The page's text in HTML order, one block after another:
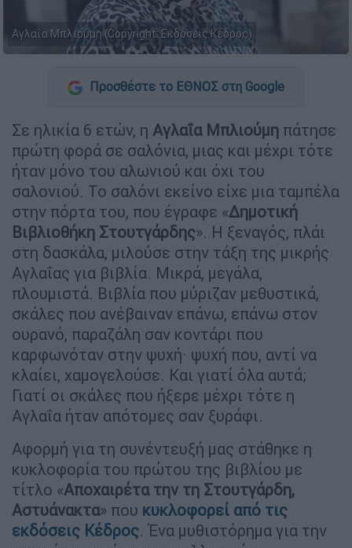
Αγλαΐα Μπλιούμη (Copyright: Εκδόσεις Κέδρος)
Προσθέστε το ΕΘΝΟΣ στη Google
Σε ηλικία 6 ετών, η Αγλαΐα Μπλιούμη πάτησε
πρώτη φορά σε σαλόνια, μιας και μέχρι τότε
ήταν μόνο του αλωνιού και όχι του
σαλονιού. Το σαλόνι εκείνο είχε μια ταμπέλα
στην πόρτα του, που έγραφε «Δημοτική
Βιβλιοθήκη Στουτγάρδης». Η ξεναγός, πλάι
στη δασκάλα, μιλούσε στην τάξη της μικρής
Αγλαΐας για βιβλία. Μικρά, μεγάλα,
πλουμιστά. Βιβλία που μύριζαν μεθυστικά,
σκάλες που ανέβαιναν επάνω, επάνω στον
ουρανό, παραζάλη σαν κοντάρι που
καρφωνόταν στην ψυχή· ψυχή που, αντί να
κλαίει, χαμογελούσε. Και γιατί όλα αυτά;
Γιατί οι σκάλες που ήξερε μέχρι τότε η
Αγλαΐα ήταν απότομες σαν ξυράφι.
Αφορμή για τη συνέντευξή μας στάθηκε η
κυκλοφορία του πρώτου της βιβλίου με
τίτλο «Αποχαιρέτα την τη Στουτγάρδη,
Αστυάνακτα» που κυκλοφορεί από τις
εκδόσεις Κέδρος. Ένα μυθιστόρημα για την